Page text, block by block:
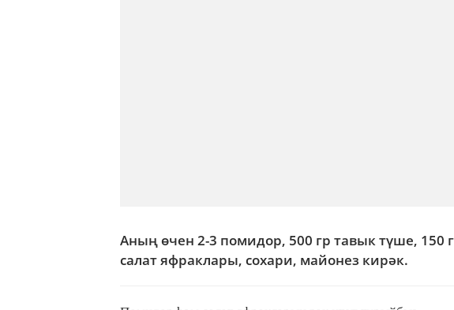
Аның өчен 2-3 помидор, 500 гр тавык түше, 150
салат яфраклары, сохари, майонез кирәк.